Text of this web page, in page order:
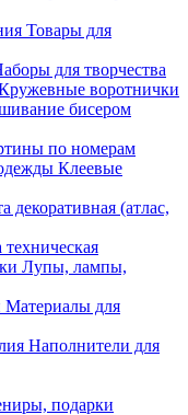
Товары для
для творчества
воротнички
бисером
по номерам
Клеевые
декоративная (атлас,
техническая
Лупы, лампы,
Материалы для
Наполнители для
подарки